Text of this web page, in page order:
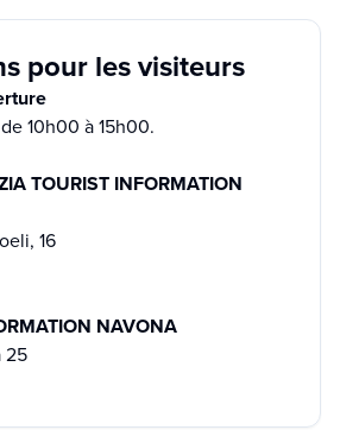
pour les visiteurs
10h00 à 15h00.
TOURIST INFORMATION
16
NAVONA
25